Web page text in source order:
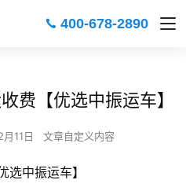
400-678-2890
费【优选中振运车】
11日 文章自定义内容
选中振运车】